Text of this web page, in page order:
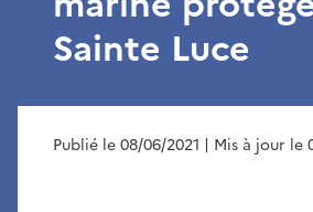
Sainte Luce
Publié le 08/06/2021 | Mis à jour le